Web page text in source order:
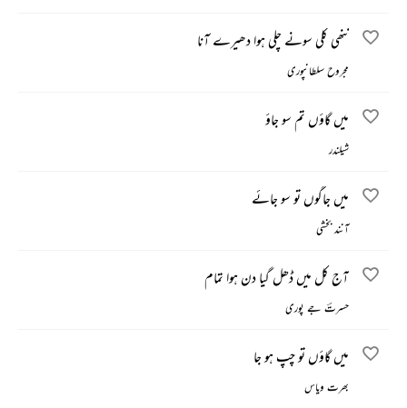
ننھی کلی سونے چلی ہوا دھیرے آنا
مجروح سلطانپوری
میں گاؤں تم سو جاؤ
شیلندر
میں جاگوں تو سو جائے
آنند بخشی
آج کل میں ڈھل گیا دن ہوا تمام
حسرتؔ جے پوری
میں گاؤں تو چپ ہو جا
بھرت ویاس